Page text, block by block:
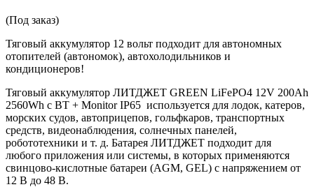
(Под заказ)
Тяговый аккумулятор 12 вольт подходит для автономных
отопителей (автономок), автохолодильников и
кондиционеров!
Тяговый аккумулятор ЛИТДЖЕТ GREEN LiFePO4 12V 200Ah
2560Wh с BT + Monitor IP65 используется для лодок, катеров,
морских судов, автоприцепов, гольфкаров, транспортных
средств, видеонаблюдения, солнечных панелей,
робототехники и т. д. Батарея ЛИТДЖЕТ подходит для
любого приложения или системы, в которых применяются
свинцово-кислотные батареи (AGM, GEL) с напряжением от
12 В до 48 В.